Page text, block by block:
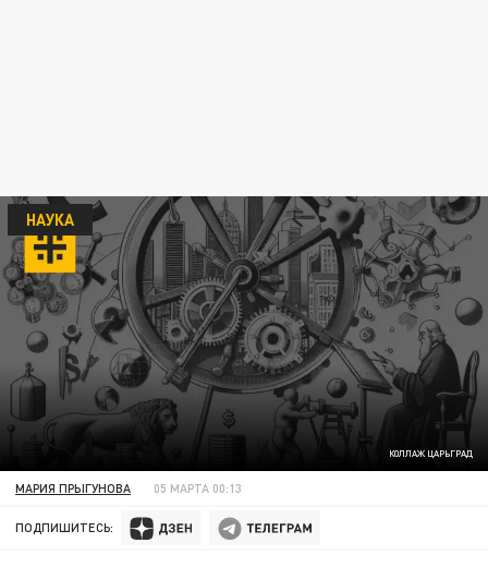
КОЛЛАЖ ЦАРЬГРАД
НАУКА
МАРИЯ ПРЫГУНОВА 05 МАРТА 00:13
ПОДПИШИТЕСЬ: